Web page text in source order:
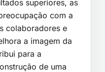
superiores, as
com a
colaboradores e
a imagem da
para a
de uma